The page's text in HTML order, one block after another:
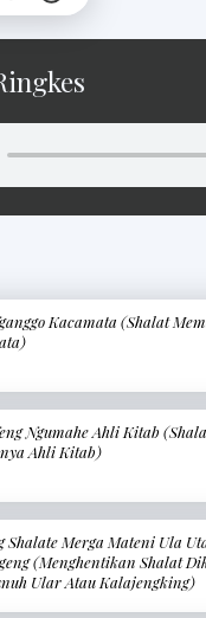
Kacamata (Shalat
Ngumahe Ahli Kitab
Ahli Kitab)
Shalate Merga Mateni Ula
(Menghentikan Shalat
Ular Atau Kalajengking)